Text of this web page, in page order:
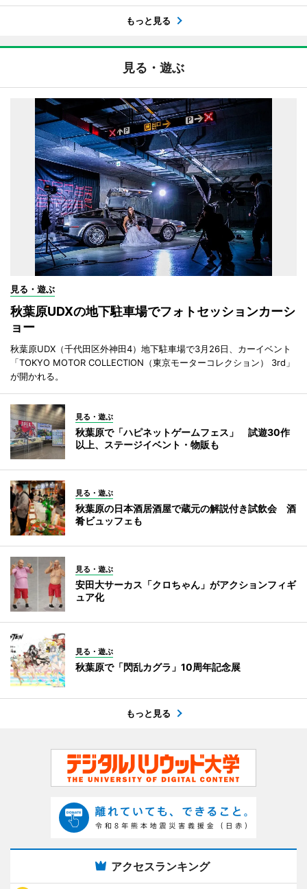
もっと見る
見る・遊ぶ
見る・遊ぶ
秋葉原UDXの地下駐車場でフォトセッションカーシ
ョー
秋葉原UDX（千代田区外神田4）地下駐車場で3月26日、カーイベント
「TOKYO MOTOR COLLECTION（東京モーターコレクション） 3rd」
が開かれる。
見る・遊ぶ
秋葉原で「ハピネットゲームフェス」 試遊30作
以上、ステージイベント・物販も
見る・遊ぶ
秋葉原の日本酒居酒屋で蔵元の解説付き試飲会 酒
肴ビュッフェも
見る・遊ぶ
安田大サーカス「クロちゃん」がアクションフィギ
ュア化
見る・遊ぶ
秋葉原で「閃乱カグラ」10周年記念展
もっと見る
アクセスランキング